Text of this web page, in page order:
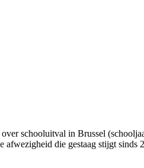
schooluitval in Brussel
afwezigheid die gestaag stijgt
Gemeenschap medio juli
Nederlandstalig secundair